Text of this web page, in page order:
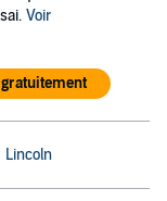
Voir
gratuitement
Lincoln